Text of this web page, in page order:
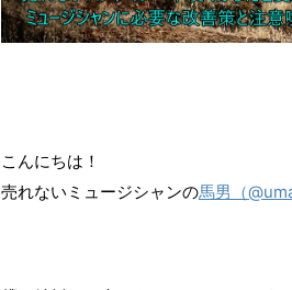
こんにちは！
売れないミュージシャンの馬男（